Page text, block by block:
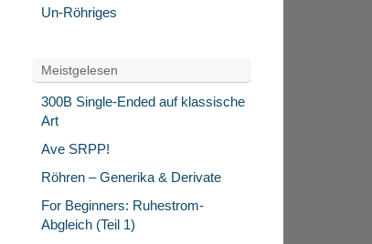
Un-Röhriges
Meistgelesen
300B Single-Ended auf klassische
Art
Ave SRPP!
Röhren – Generika & Derivate
For Beginners: Ruhestrom-
Abgleich (Teil 1)